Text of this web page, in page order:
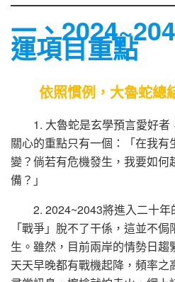
一、
運項目重點
依照慣例，大魯蛇總
1. 大魯蛇是玄學預言愛好者
關心的重點只有一個：「在我
變？倘若有危機發生，我要如
備？」
2. 2024~2043將進入二十年
「戰爭」脫不了干係，這並不
生。雖然，目前兩岸的情勢日趨
天天早晚都有戰機起降，頻率